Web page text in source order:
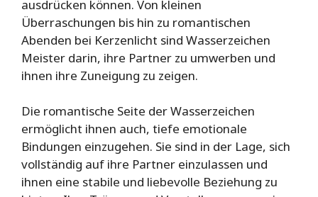
ausdrücken können. Von kleinen
Überraschungen bis hin zu romantischen
Abenden bei Kerzenlicht sind Wasserzeichen
Meister darin, ihre Partner zu umwerben und
ihnen ihre Zuneigung zu zeigen.
Die romantische Seite der Wasserzeichen
ermöglicht ihnen auch, tiefe emotionale
Bindungen einzugehen. Sie sind in der Lage, sich
vollständig auf ihre Partner einzulassen und
ihnen eine stabile und liebevolle Beziehung zu